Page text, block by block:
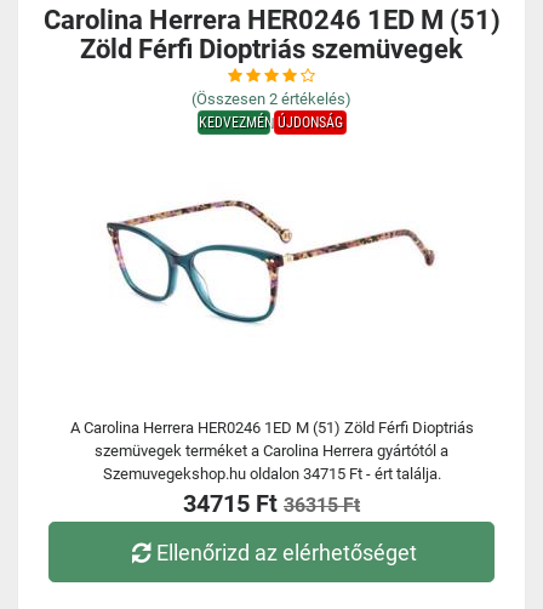
Carolina Herrera HER0246 1ED M (51)
Zöld Férfi Dioptriás szemüvegek
(Összesen 2 értékelés)
KEDVEZMÉNYÚJDONSÁG
A Carolina Herrera HER0246 1ED M (51) Zöld Férfi Dioptriás
szemüvegek terméket a Carolina Herrera gyártótól a
Szemuvegekshop.hu oldalon 34715 Ft - ért találja.
34715 Ft 36315 Ft
Ellenőrizd az elérhetőséget